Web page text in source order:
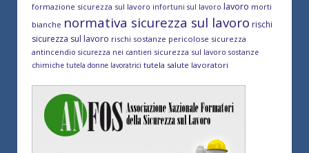
formazione sicurezza sul lavoro infortuni sul lavoro lavoro morti
bianche normativa sicurezza sul lavoro rischi
sicurezza sul lavoro rischi sostanze pericolose sicurezza
antincendio sicurezza nei cantieri sicurezza sul lavoro sostanze
chimiche tutela donne lavoratrici tutela salute lavoratori